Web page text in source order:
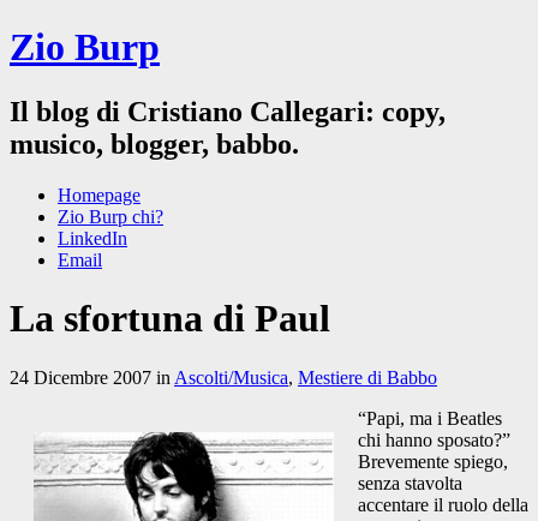
Zio Burp
Il blog di Cristiano Callegari: copy,
musico, blogger, babbo.
Homepage
Zio Burp chi?
LinkedIn
Email
La sfortuna di Paul
24 Dicembre 2007 in Ascolti/Musica, Mestiere di Babbo
“Papi, ma i Beatles
chi hanno sposato?”
Brevemente spiego,
senza stavolta
accentare il ruolo della